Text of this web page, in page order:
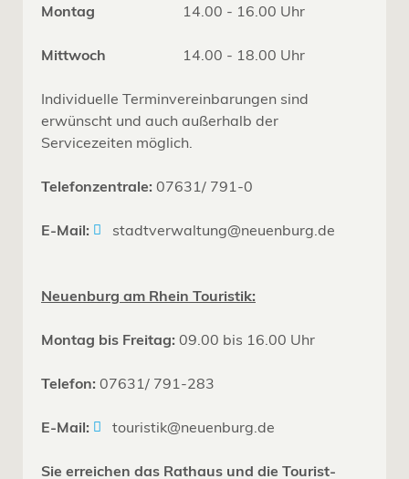
Montag 14.00 - 16.00 Uhr
Mittwoch 14.00 - 18.00 Uhr
Individuelle Terminvereinbarungen sind
erwünscht und auch außerhalb der
Servicezeiten möglich.
Telefonzentrale: 07631/ 791-0
E-Mail: stadtverwaltung@neuenburg.de
Neuenburg am Rhein Touristik:
Montag bis Freitag: 09.00 bis 16.00 Uhr
Telefon: 07631/ 791-283
E-Mail: touristik@neuenburg.de
Sie erreichen das Rathaus und die Tourist-